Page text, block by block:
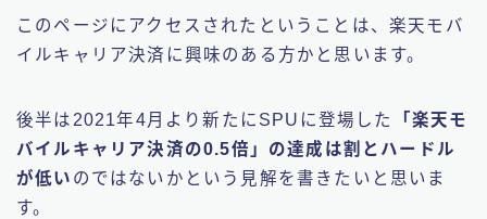
このページにアクセスされたということは、楽天モバ
イルキャリア決済に興味のある方かと思います。
後半は2021年4月より新たにSPUに登場した
「楽天モ
バイルキャリア決済の0.5倍」の達成は割とハードル
が低い のではないかという見解を書きたいと思いま
す。